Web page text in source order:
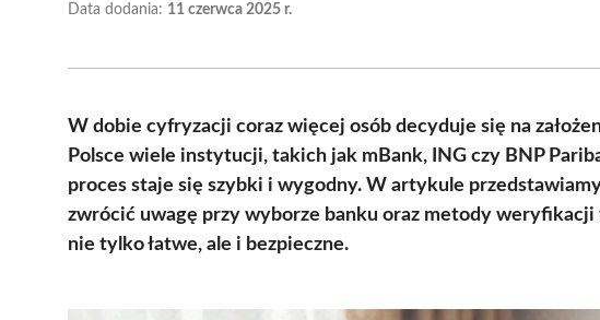
Data dodania: 11 czerwca 2025 r.
W dobie cyfryzacji coraz więcej osób decyduje się na
Polsce wiele instytucji, takich jak mBank, ING czy BNP
proces staje się szybki i wygodny. W artykule
zwrócić uwagę przy wyborze banku oraz metody
nie tylko łatwe, ale i bezpieczne.